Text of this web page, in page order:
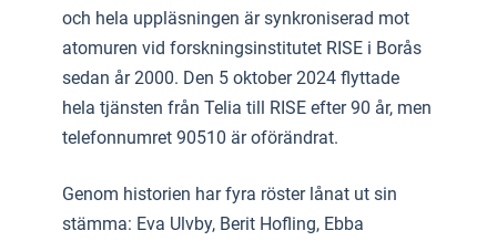
och hela uppläsningen är synkroniserad mot
atomuren vid forskningsinstitutet RISE i Borås
sedan år 2000. Den 5 oktober 2024 flyttade
hela tjänsten från Telia till RISE efter 90 år, men
telefonnumret 90510 är oförändrat.
Genom historien har fyra röster lånat ut sin
stämma: Eva Ulvby, Berit Hofling, Ebba